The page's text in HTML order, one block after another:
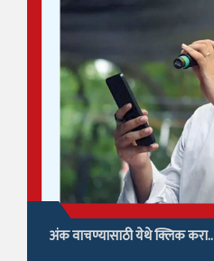
अंक वाचण्यासाठी येथे क्लिक करा..